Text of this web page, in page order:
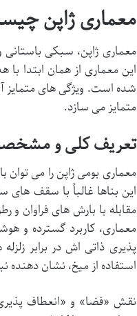
معماری ژاپن
معماری ژاپن، سبکی
این معماری از همان ابتدا
شده است. ویژگی های متمایز
متمایز می سازد.
تعریف کلی و
معماری بومی ژاپن را می
این بناها غالباً با سقف های
مقابله با بارش های فراوان
معماری، کاربرد گسترده و
پذیری ذاتی اش در برابر
استفاده از میخ، نشان دهنده